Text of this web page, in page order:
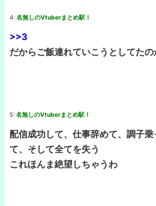
4: 名無しのVtuberまとめ駅！
>>3
だからご飯連れていこうとしてたの
5: 名無しのVtuberまとめ駅！
配信成功して、仕事辞めて、調子乗
て、そして全てを失う
これほんま絶望しちゃうわ